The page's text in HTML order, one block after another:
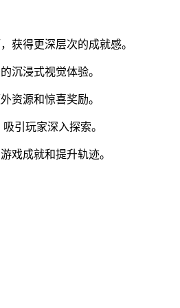
获得更深层次的成就感。
沉浸式视觉体验。
资源和惊喜奖励。
引玩家深入探索。
戏成就和提升轨迹。